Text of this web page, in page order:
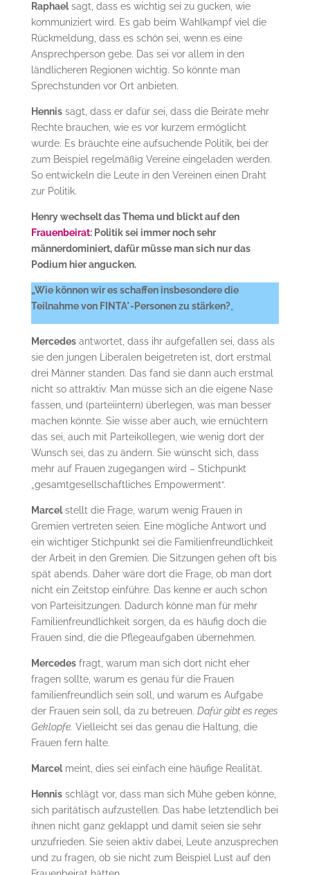
Raphaelsagt, dass es wichtig sei zu gucken, wie
kommuniziert wird. Es gab beim Wahlkampf viel die
Rückmeldung, dass es schön sei, wenn es eine
Ansprechperson gebe. Das sei vor allem in den
ländlicheren Regionen wichtig. So könnte man
Sprechstunden vor Ort anbieten.
Hennissagt, dass er dafür sei, dass die Beiräte mehr
Rechte brauchen, wie es vor kurzem ermöglicht
wurde. Es bräuchte eine aufsuchende Politik, bei der
zum Beispiel regelmäßig Vereine eingeladen werden.
So entwickeln die Leute in den Vereinen einen Draht
zur Politik.
Henry wechselt das Thema und blickt auf den
Frauenbeirat: Politik sei immer noch sehr
männerdominiert, dafür müsse man sich nur das
Podium hier angucken.
„Wie können wir es schaffen insbesondere die
Teilnahme von FINTA*-Personen zu stärken?„
Mercedesantwortet, dass ihr aufgefallen sei, dass als
sie den jungen Liberalen beigetreten ist, dort erstmal
drei Männer standen. Das fand sie dann auch erstmal
nicht so attraktiv. Man müsse sich an die eigene Nase
fassen, und (parteiintern) überlegen, was man besser
machen könnte. Sie wisse aber auch, wie ernüchtern
das sei, auch mit Parteikollegen, wie wenig dort der
Wunsch sei, das zu ändern. Sie wünscht sich, dass
mehr auf Frauen zugegangen wird – Stichpunkt
„gesamtgesellschaftliches Empowerment“.
Marcelstellt die Frage, warum wenig Frauen in
Gremien vertreten seien. Eine mögliche Antwort und
ein wichtiger Stichpunkt sei die Familienfreundlichkeit
der Arbeit in den Gremien. Die Sitzungen gehen oft bis
spät abends. Daher wäre dort die Frage, ob man dort
nicht ein Zeitstop einführe. Das kenne er auch schon
von Parteisitzungen. Dadurch könne man für mehr
Familienfreundlichkeit sorgen, da es häufig doch die
Frauen sind, die die Pflegeaufgaben übernehmen.
Mercedesfragt, warum man sich dort nicht eher
fragen sollte, warum es genau für die Frauen
familienfreundlich sein soll, und warum es Aufgabe
der Frauen sein soll, da zu betreuen. Dafür gibt es reges
Geklopfe. Vielleicht sei das genau die Haltung, die
Frauen fern halte.
Marcelmeint, dies sei einfach eine häufige Realität.
Hennisschlägt vor, dass man sich Mühe geben könne,
sich paritätisch aufzustellen. Das habe letztendlich bei
ihnen nicht ganz geklappt und damit seien sie sehr
unzufrieden. Sie seien aktiv dabei, Leute anzusprechen
und zu fragen, ob sie nicht zum Beispiel Lust auf den